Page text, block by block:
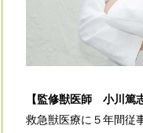
【監修獣医師 小川篤
救急獣医療に５年間従